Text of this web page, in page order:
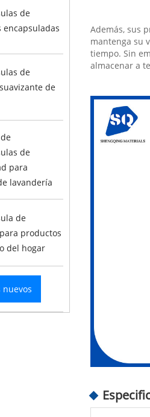
de
encapsuladas
de
de
de
para
lavandería
de
productos
del hogar
nuevos
Además, sus
mantenga su
tiempo. Sin
almacenar a